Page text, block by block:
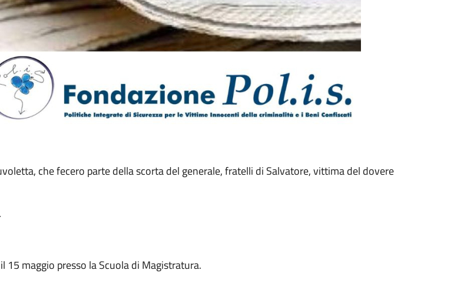
che fecero parte della scorta del generale, fratelli di Salvatore, vittima del dovere
15 maggio presso la Scuola di Magistratura.